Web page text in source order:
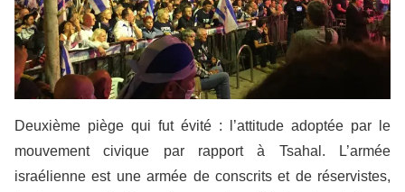
Deuxième piège qui fut évité : l’attitude adoptée par le
mouvement civique par rapport à Tsahal. L’armée
israélienne est une armée de conscrits et de réservistes,